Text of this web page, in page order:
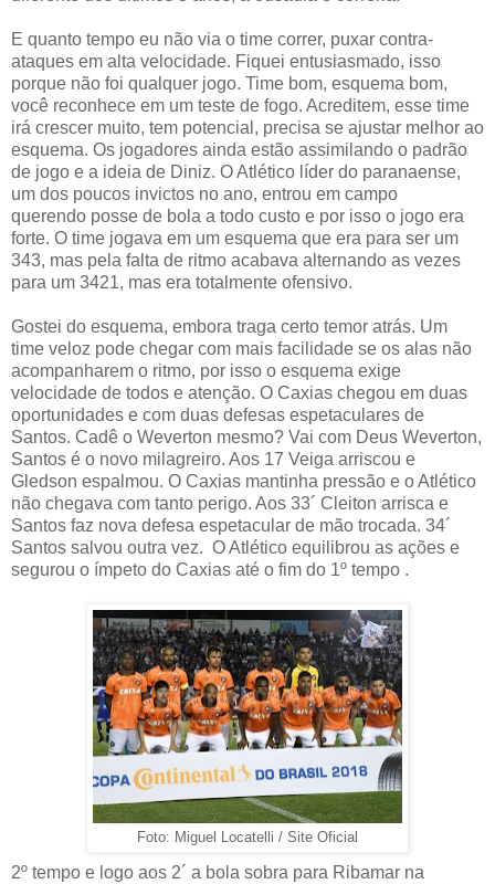
E quanto tempo eu não via o time correr, puxar contra-
ataques em alta velocidade. Fiquei entusiasmado, isso
porque não foi qualquer jogo. Time bom, esquema bom,
você reconhece em um teste de fogo. Acreditem, esse time
irá crescer muito, tem potencial, precisa se ajustar melhor ao
esquema. Os jogadores ainda estão assimilando o padrão
de jogo e a ideia de Diniz. O Atlético líder do paranaense,
um dos poucos invictos no ano, entrou em campo
querendo posse de bola a todo custo e por isso o jogo era
forte. O time jogava em um esquema que era para ser um
343, mas pela falta de ritmo acabava alternando as vezes
para um 3421, mas era totalmente ofensivo.
Gostei do esquema, embora traga certo temor atrás. Um
time veloz pode chegar com mais facilidade se os alas não
acompanharem o ritmo, por isso o esquema exige
velocidade de todos e atenção. O Caxias chegou em duas
oportunidades e com duas defesas espetaculares de
Santos. Cadê o Weverton mesmo? Vai com Deus Weverton,
Santos é o novo milagreiro. Aos 17 Veiga arriscou e
Gledson espalmou. O Caxias mantinha pressão e o Atlético
não chegava com tanto perigo. Aos 33´ Cleiton arrisca e
Santos faz nova defesa espetacular de mão trocada. 34´
Santos salvou outra vez. O Atlético equilibrou as ações e
segurou o ímpeto do Caxias até o fim do 1º tempo .
Foto: Miguel Locatelli / Site Oficial
2º tempo e logo aos 2´ a bola sobra para Ribamar na